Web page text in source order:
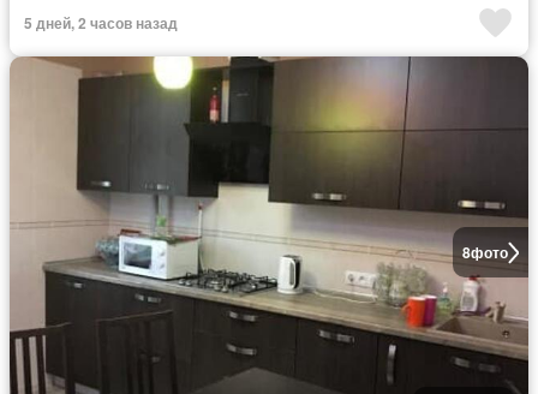
5 дней, 2 часов назад
8фото